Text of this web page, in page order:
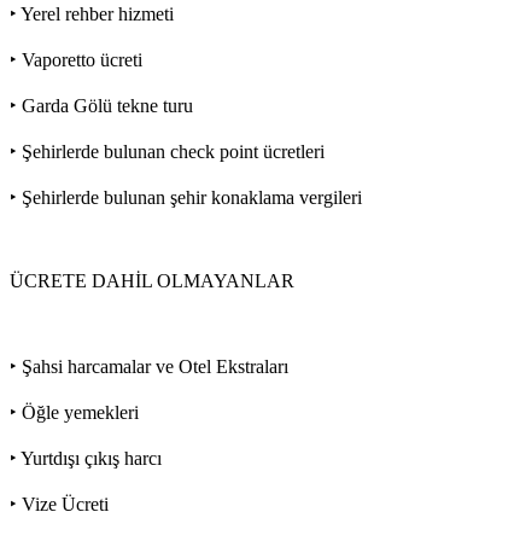
‣ Yerel rehber hizmeti
‣ Vaporetto ücreti
‣ Garda Gölü tekne turu
‣ Şehirlerde bulunan check point ücretleri
‣ Şehirlerde bulunan şehir konaklama vergileri
ÜCRETE DAHİL OLMAYANLAR
‣ Şahsi harcamalar ve Otel Ekstraları
‣ Öğle yemekleri
‣ Yurtdışı çıkış harcı
‣ Vize Ücreti